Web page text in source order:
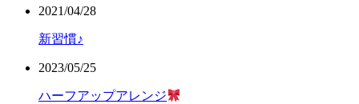
2021/04/28
新習慣♪
2023/05/25
ハーフアップアレンジ